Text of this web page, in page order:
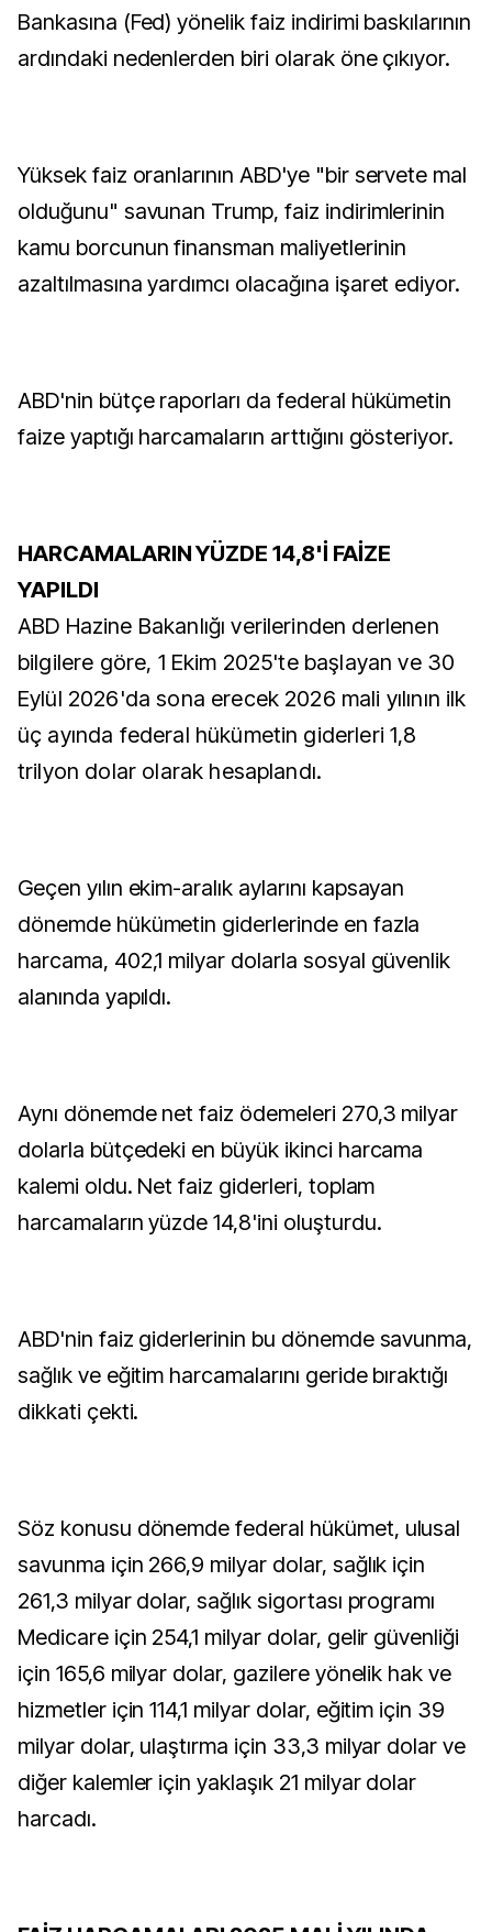
Bankasına (Fed) yönelik faiz indirimi baskılarının
ardındaki nedenlerden biri olarak öne çıkıyor.
Yüksek faiz oranlarının ABD'ye "bir servete mal
olduğunu" savunan Trump, faiz indirimlerinin
kamu borcunun finansman maliyetlerinin
azaltılmasına yardımcı olacağına işaret ediyor.
ABD'nin bütçe raporları da federal hükümetin
faize yaptığı harcamaların arttığını gösteriyor.
HARCAMALARIN YÜZDE 14,8'İ FAİZE
YAPILDI
ABD Hazine Bakanlığı verilerinden derlenen
bilgilere göre, 1 Ekim 2025'te başlayan ve 30
Eylül 2026'da sona erecek 2026 mali yılının ilk
üç ayında federal hükümetin giderleri 1,8
trilyon dolar olarak hesaplandı.
Geçen yılın ekim-aralık aylarını kapsayan
dönemde hükümetin giderlerinde en fazla
harcama, 402,1 milyar dolarla sosyal güvenlik
alanında yapıldı.
Aynı dönemde net faiz ödemeleri 270,3 milyar
dolarla bütçedeki en büyük ikinci harcama
kalemi oldu. Net faiz giderleri, toplam
harcamaların yüzde 14,8'ini oluşturdu.
ABD'nin faiz giderlerinin bu dönemde savunma,
sağlık ve eğitim harcamalarını geride bıraktığı
dikkati çekti.
Söz konusu dönemde federal hükümet, ulusal
savunma için 266,9 milyar dolar, sağlık için
261,3 milyar dolar, sağlık sigortası programı
Medicare için 254,1 milyar dolar, gelir güvenliği
için 165,6 milyar dolar, gazilere yönelik hak ve
hizmetler için 114,1 milyar dolar, eğitim için 39
milyar dolar, ulaştırma için 33,3 milyar dolar ve
diğer kalemler için yaklaşık 21 milyar dolar
harcadı.